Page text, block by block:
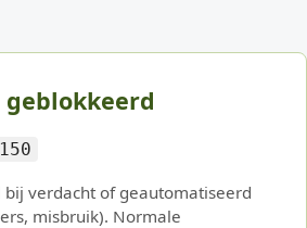
geblokkeerd
verdacht of geautomatiseerd
misbruik). Normale